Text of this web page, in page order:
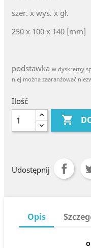
szer. x wys. x gł.
250 x 100 x 140 [mm]
podstawka w dyskretny
niej można zaaranżować
Ilość

Udostępnij
Opis